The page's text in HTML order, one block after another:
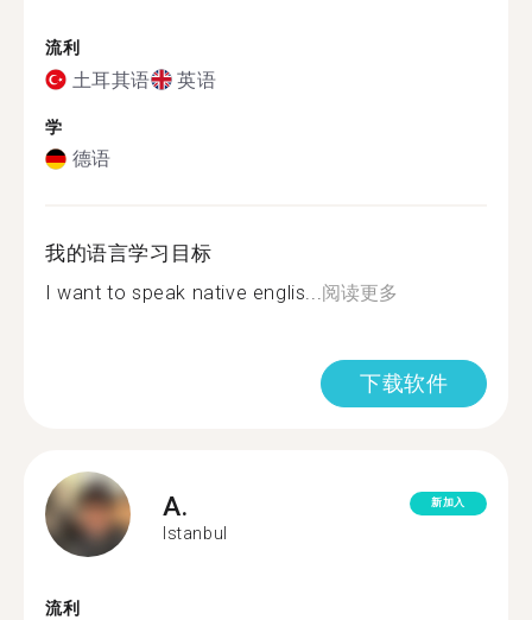
流利
土耳其语 英语
学
德语
我的语言学习目标
I want to speak native englis...阅读更多
下载软件
A.
Istanbul
新加入
流利